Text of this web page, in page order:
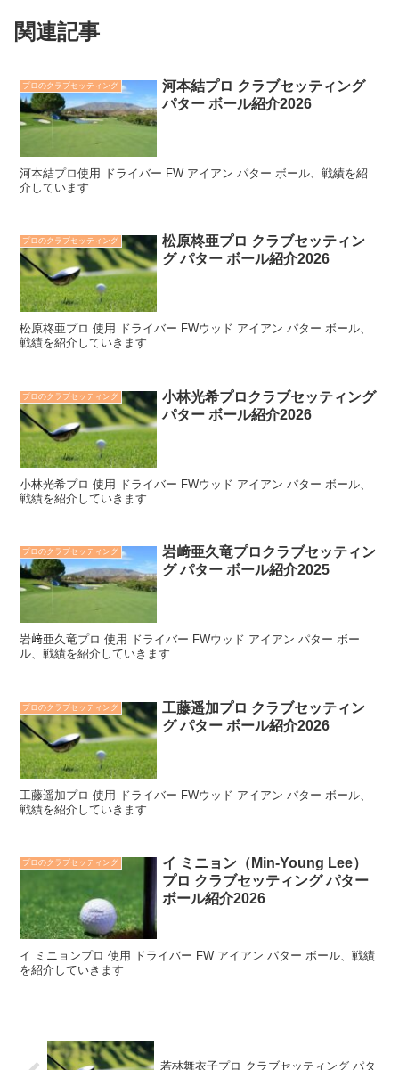
関連記事
プロのクラブセッティング
河本結プロ クラブセッティング
パター ボール紹介2026
河本結プロ使用 ドライバー FW アイアン パター ボール、戦績を紹
介しています
プロのクラブセッティング
松原柊亜プロ クラブセッティン
グ パター ボール紹介2026
松原柊亜プロ 使用 ドライバー FWウッド アイアン パター ボール、
戦績を紹介していきます
プロのクラブセッティング
小林光希プロクラブセッティング
パター ボール紹介2026
小林光希プロ 使用 ドライバー FWウッド アイアン パター ボール、
戦績を紹介していきます
プロのクラブセッティング
岩﨑亜久竜プロクラブセッティン
グ パター ボール紹介2025
岩﨑亜久竜プロ 使用 ドライバー FWウッド アイアン パター ボー
ル、戦績を紹介していきます
プロのクラブセッティング
工藤遥加プロ クラブセッティン
グ パター ボール紹介2026
工藤遥加プロ 使用 ドライバー FWウッド アイアン パター ボール、
戦績を紹介していきます
プロのクラブセッティング
イ ミニョン（Min-Young Lee）
プロ クラブセッティング パター
ボール紹介2026
イ ミニョンプロ 使用 ドライバー FW アイアン パター ボール、戦績
を紹介していきます
若林舞衣子プロ クラブセッティング パタ